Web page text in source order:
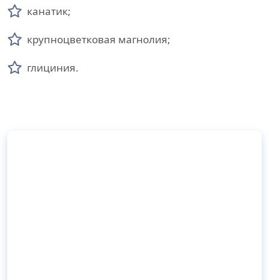
канатик;
крупноцветковая магнолия;
глициния.